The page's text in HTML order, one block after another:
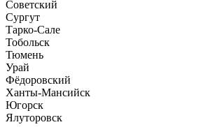
Советский
Сургут
Тарко-Сале
Тобольск
Тюмень
Урай
Фёдоровский
Ханты-Мансийск
Югорск
Ялуторовск